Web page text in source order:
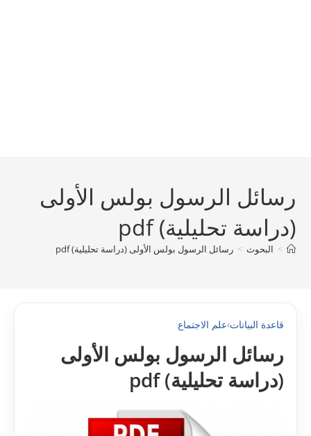
رسائل الرسول بولس الأولى
(دراسة تحليلية) pdf
> البحوث > رسائل الرسول بولس الأولى (دراسة تحليلية) pdf
قاعدة البيانات›علم الاجتماع
رسائل الرسول بولس الأولى
(دراسة تحليلية) pdf